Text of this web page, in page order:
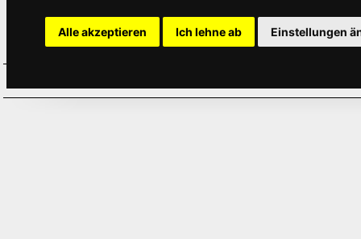
Alle akzeptieren Ich lehne ab Einstellungen